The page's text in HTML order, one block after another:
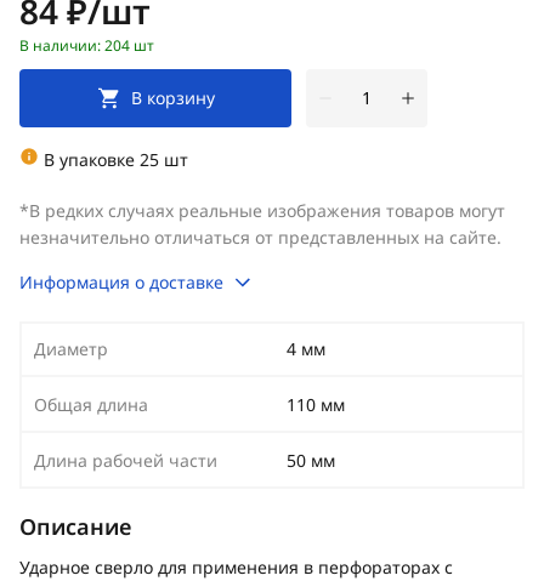
Цена:
84 ₽/шт
В наличии: 204 шт
В корзину
В упаковке 25 шт
*В редких случаях реальные изображения товаров могут
незначительно отличаться от представленных на сайте.
Информация о доставке
Диаметр 4 мм
Общая длина 110 мм
Длина рабочей части 50 мм
Описание
Ударное сверло для применения в перфораторах с